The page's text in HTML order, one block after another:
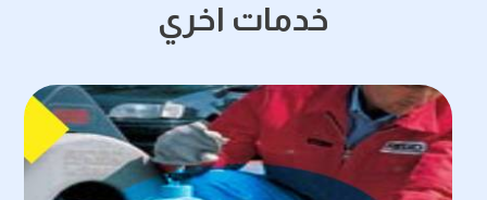
خدمات اخري